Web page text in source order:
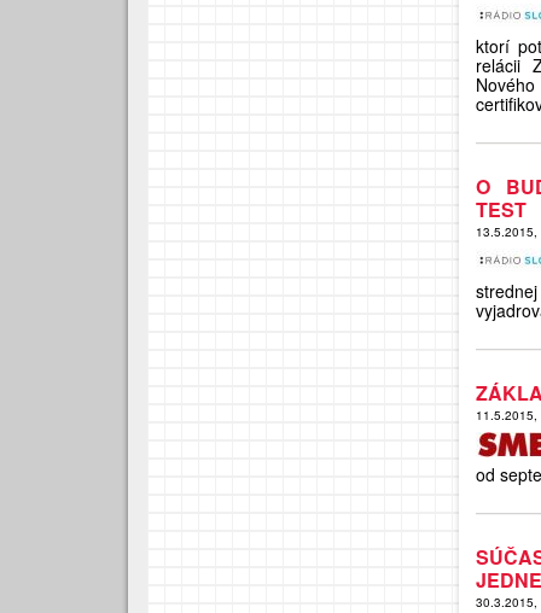
ktorí
relácii
O
TEST
13.5.2015,
11.5.2015,
od
30.3.2015,